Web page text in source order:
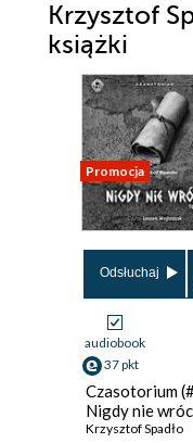
Krzysztof
książki
Promocja
Odsłuchaj
audiobook
37 pkt
Czasotorium
Nigdy nie
Krzysztof Spadło